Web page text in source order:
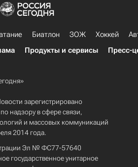
Биатлон ЗОЖ Хоккей
Продукты и сервисы Пресс-
зарегистрировано
надзору в сфере связи,
и массовых коммуникаций
2014 года.
Эл № ФС77-57640
государственное унитарное